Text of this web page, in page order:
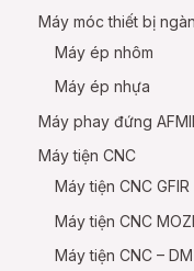
Máy móc thiết bị
Máy ép nhôm
Máy ép nhựa
Máy phay đứng
Máy tiện CNC
Máy tiện CNC GFIR
Máy tiện CNC
Máy tiện CNC –